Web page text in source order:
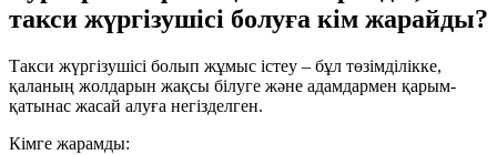
такси жүргізушісі болуға кім жарайды?
Такси жүргізушісі болып жұмыс істеу – бұл төзімділікке,
қаланың жолдарын жақсы білуге және адамдармен қарым-
қатынас жасай алуға негізделген.
Кімге жарамды: